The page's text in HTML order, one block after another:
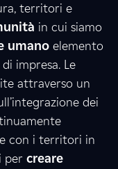
territori e
in cui siamo
umano elemento
impresa. Le
attraverso un
dei
con i territori in
per creare
1
9